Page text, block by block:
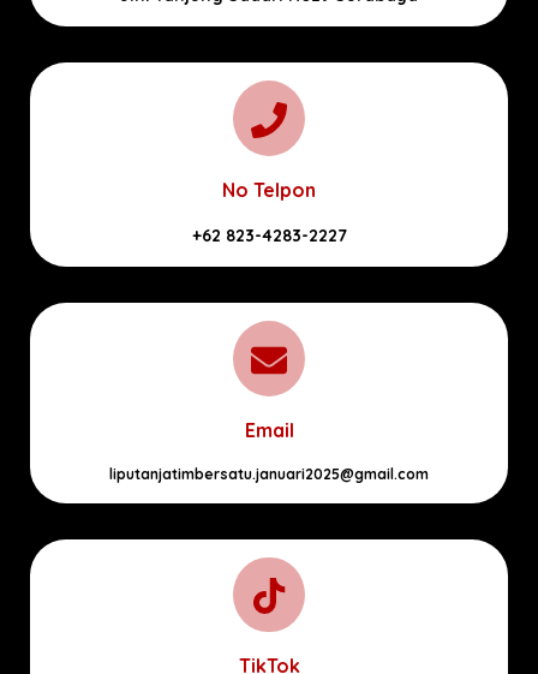
No Telpon
+62 823-4283-2227
Email
liputanjatimbersatu.januari2025@gmail.com
TikTok